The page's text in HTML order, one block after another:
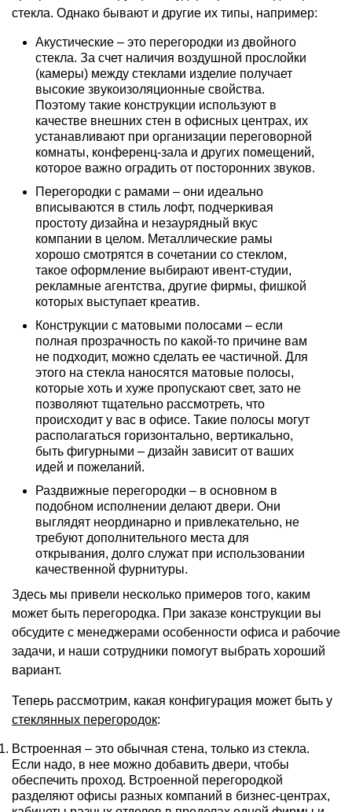
стекла. Однако бывают и другие их типы, например:
Акустические – это перегородки из двойного
стекла. За счет наличия воздушной прослойки
(камеры) между стеклами изделие получает
высокие звукоизоляционные свойства.
Поэтому такие конструкции используют в
качестве внешних стен в офисных центрах, их
устанавливают при организации переговорной
комнаты, конференц-зала и других помещений,
которое важно оградить от посторонних звуков.
Перегородки с рамами – они идеально
вписываются в стиль лофт, подчеркивая
простоту дизайна и незаурядный вкус
компании в целом. Металлические рамы
хорошо смотрятся в сочетании со стеклом,
такое оформление выбирают ивент-студии,
рекламные агентства, другие фирмы, фишкой
которых выступает креатив.
Конструкции с матовыми полосами – если
полная прозрачность по какой-то причине вам
не подходит, можно сделать ее частичной. Для
этого на стекла наносятся матовые полосы,
которые хоть и хуже пропускают свет, зато не
позволяют тщательно рассмотреть, что
происходит у вас в офисе. Такие полосы могут
располагаться горизонтально, вертикально,
быть фигурными – дизайн зависит от ваших
идей и пожеланий.
Раздвижные перегородки – в основном в
подобном исполнении делают двери. Они
выглядят неординарно и привлекательно, не
требуют дополнительного места для
открывания, долго служат при использовании
качественной фурнитуры.
Здесь мы привели несколько примеров того, каким
может быть перегородка. При заказе конструкции вы
обсудите с менеджерами особенности офиса и рабочие
задачи, и наши сотрудники помогут выбрать хороший
вариант.
Теперь рассмотрим, какая конфигурация может быть у
стеклянных перегородок:
Встроенная – это обычная стена, только из стекла.
Если надо, в нее можно добавить двери, чтобы
обеспечить проход. Встроенной перегородкой
разделяют офисы разных компаний в бизнес-центрах,